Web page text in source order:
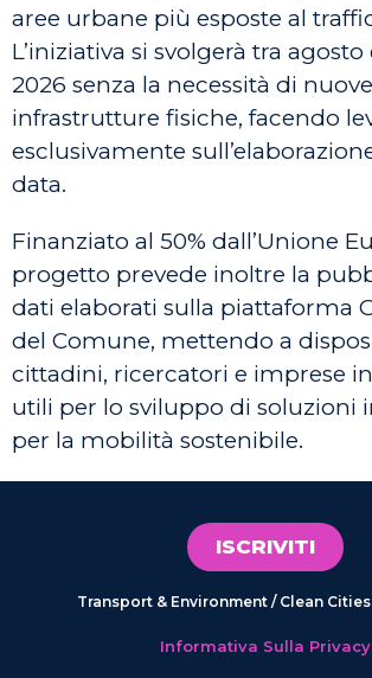
aree urbane più esposte al
L’iniziativa si svolgerà tra
2026 senza la necessità di nuove
infrastrutture fisiche, facendo
esclusivamente
data.
Finanziato al 50% dall’Unione
progetto prevede inoltre la
dati elaborati sulla piattaforma
del Comune, mettendo a
cittadini, ricercatori e imprese
utili per lo sviluppo di soluzioni
per la mobilità sostenibile.
ISCRIVITI
Transport & Environment / Clean
Informativa Sulla Privacy